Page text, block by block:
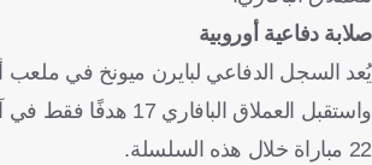
صلابة دفاعية أوروبية
يُعد السجل الدفاعي لبايرن ميونخ في ملعب
22 مباراة خلال هذه السلسلة.